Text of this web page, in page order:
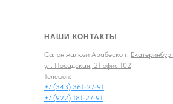
Салон жалюзи Арабеско г.
ул. Посадская, 21 офис 102
Телефон:
+7 (343) 361-27-91
+7 (922) 181-27-91
НАШИ КОНТАКТЫ